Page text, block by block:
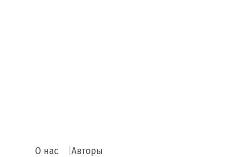
О нас Авторы